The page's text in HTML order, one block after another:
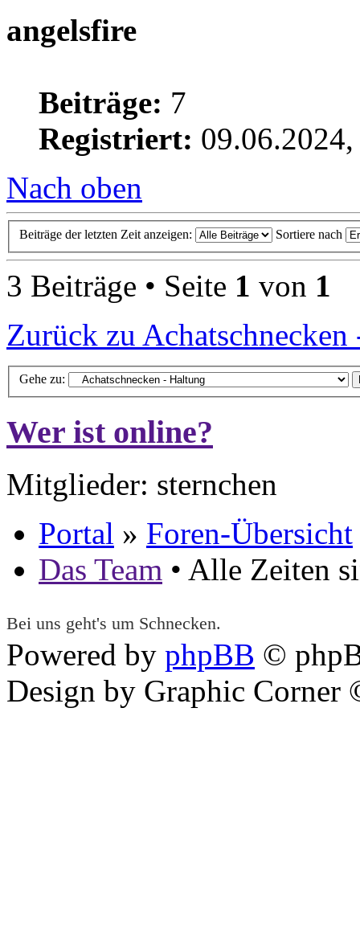
angelsfire
Beiträge: 7
Registriert:
Nach oben
Beiträge der letzten Zeit anzeigen: Sortiere nach
3 Beiträge • Seite 1 von 1
Zurück zu
Gehe zu:
Wer ist online?
Mitglieder: sternchen
Portal » Foren-Übersicht
Das Team • Alle Zeiten
Bei uns geht's um Schnecken.
Powered by phpBB ©
Design by Graphic Corner